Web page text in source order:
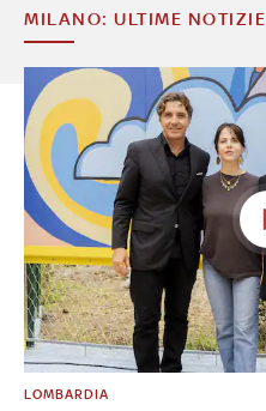
MILANO: ULTIME NOTIZIE
LOMBARDIA